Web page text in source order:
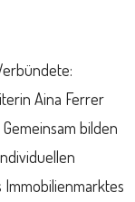
Aina Ferrer
bilden